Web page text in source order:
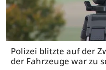
Polizei blitzte auf der
der Fahrzeuge war zu